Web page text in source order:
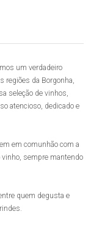
um verdadeiro
regiões da Borgonha,
seleção de vinhos,
atencioso, dedicado e
em comunhão com a
vinho, sempre mantendo
quem degusta e